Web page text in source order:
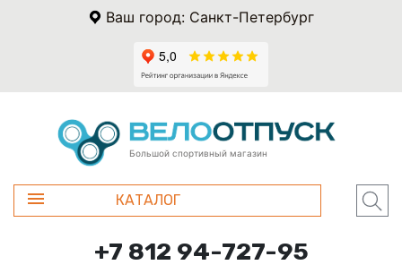
Ваш город: Санкт-Петербург
Большой спортивный магазин
КАТАЛОГ
+7 812 94-727-95